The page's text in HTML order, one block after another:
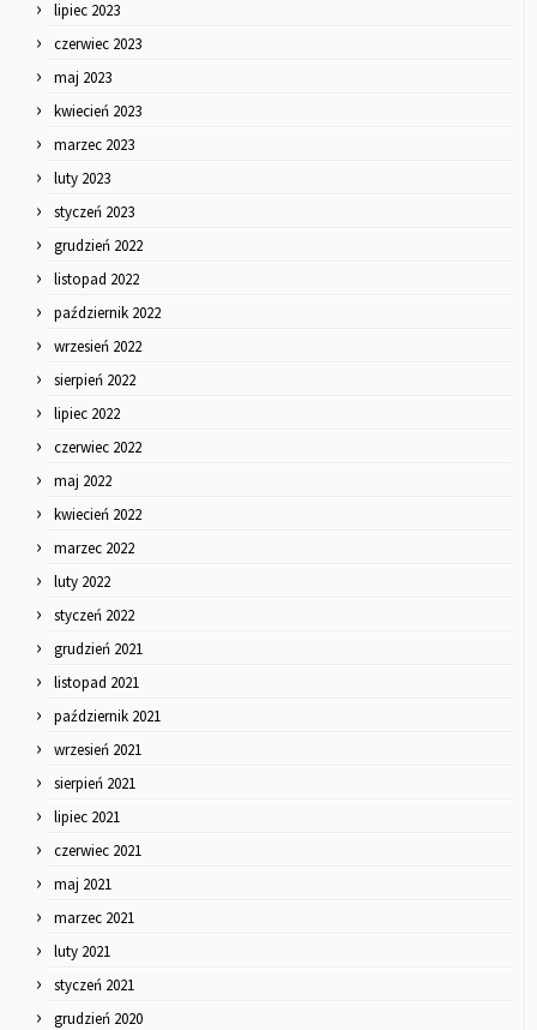
lipiec 2023
czerwiec 2023
maj 2023
kwiecień 2023
marzec 2023
luty 2023
styczeń 2023
grudzień 2022
listopad 2022
październik 2022
wrzesień 2022
sierpień 2022
lipiec 2022
czerwiec 2022
maj 2022
kwiecień 2022
marzec 2022
luty 2022
styczeń 2022
grudzień 2021
listopad 2021
październik 2021
wrzesień 2021
sierpień 2021
lipiec 2021
czerwiec 2021
maj 2021
marzec 2021
luty 2021
styczeń 2021
grudzień 2020